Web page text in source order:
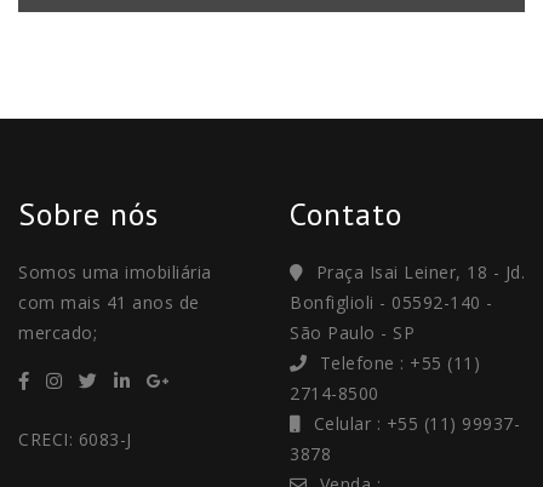
Sobre nós
Somos uma imobiliária
com mais 41 anos de
mercado;
CRECI: 6083-J
Contato
Praça Isai Leiner, 18 - Jd.
Bonfiglioli - 05592-140 -
São Paulo - SP
Telefone : +55 (11)
2714-8500
Celular : +55 (11) 99937-
3878